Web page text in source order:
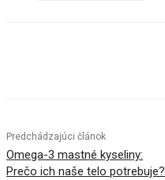
Predchádzajúci článok
Omega-3 mastné kyseliny:
Prečo ich naše telo potrebuje?